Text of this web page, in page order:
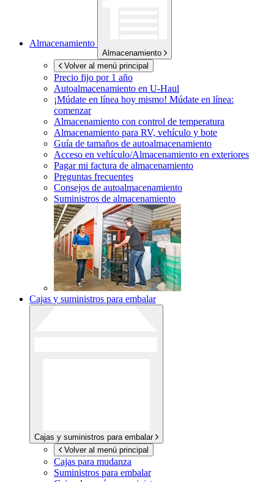
Almacenamiento
Almacenamiento
Volver al menú principal
Precio fijo por 1 año
Autoalmacenamiento en U-Haul
¡Múdate en línea hoy mismo! Múdate en línea:
comenzar
Almacenamiento con control de temperatura
Almacenamiento para RV, vehículo y bote
Guía de tamaños de autoalmacenamiento
Acceso en vehículo/Almacenamiento en exteriores
Pagar mi factura de almacenamiento
Preguntas frecuentes
Consejos de autoalmacenamiento
Suministros de almacenamiento
Cajas y suministros para embalar
Cajas y suministros para embalar
Volver al menú principal
Cajas para mudanza
Suministros para embalar